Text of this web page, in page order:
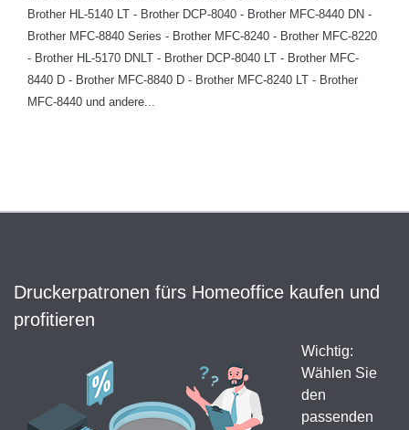
Brother HL-5140 LT - Brother DCP-8040 - Brother MFC-8440 DN -
Brother MFC-8840 Series - Brother MFC-8240 - Brother MFC-8220
- Brother HL-5170 DNLT - Brother DCP-8040 LT - Brother MFC-
8440 D - Brother MFC-8840 D - Brother MFC-8240 LT - Brother
MFC-8440 und andere...
Druckerpatronen fürs Homeoffice kaufen und
profitieren
Wichtig:
Wählen Sie
den
passenden